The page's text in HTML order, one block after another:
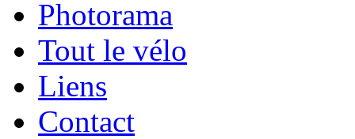
Photorama
Tout le vélo
Liens
Contact